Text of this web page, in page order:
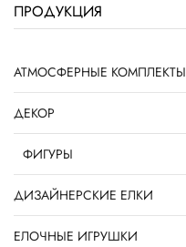
ПРОДУКЦИЯ
АТМОСФЕРНЫЕ КОМПЛЕКТЫ
ДЕКОР
ФИГУРЫ
ДИЗАЙНЕРСКИЕ ЕЛКИ
ЕЛОЧНЫЕ ИГРУШКИ